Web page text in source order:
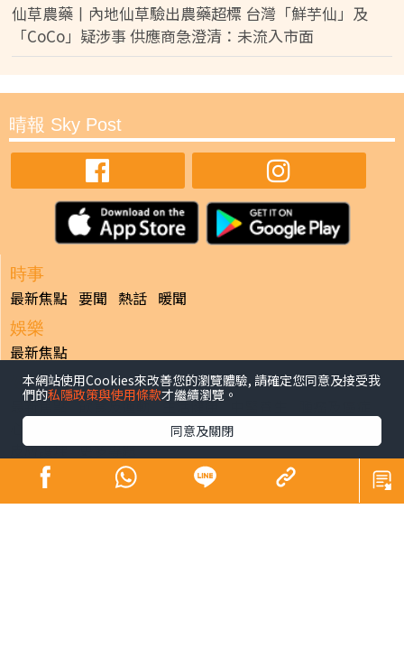
仙草農藥丨內地仙草驗出農藥超標 台灣「鮮芋仙」及
「CoCo」疑涉事 供應商急澄清：未流入市面
晴報 Sky Post
時事
最新焦點 要聞 熱話 暖聞
娛樂
最新焦點
健康
最新焦點 飲食及運動 生活健康
兒科百問 女性疾病
皮膚護理 更多專題
寵物
最新焦點
本網站使用Cookies來改善您的瀏覽體驗, 請確定您同意及接受我
們的私隱政策與使用條款才繼續瀏覽。
同意及關閉